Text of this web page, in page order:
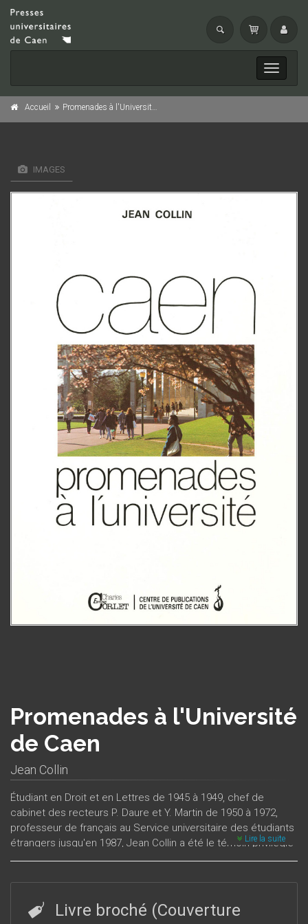
Toggle
Accueil Promenades à l'Université de Caen
IMAGES
Promenades à l'Université
de Caen
Jean Collin
Étudiant en Droit et en Lettres de 1945 à 1949, chef de
cabinet des recteurs P. Daure et Y. Martin de 1950 à 1972,
professeur de français au Service universitaire des étudiants
étrangers jusqu'en 1987, Jean Collin a été le témoin privilégié
de la résurrection et de la renaissance de l’Université de
et des anecdotes pittoresques, mais aussi des documents
authentiques, qui sont parfois inédits. C’est à une série de
Lire la suite
Livre broché (Couverture